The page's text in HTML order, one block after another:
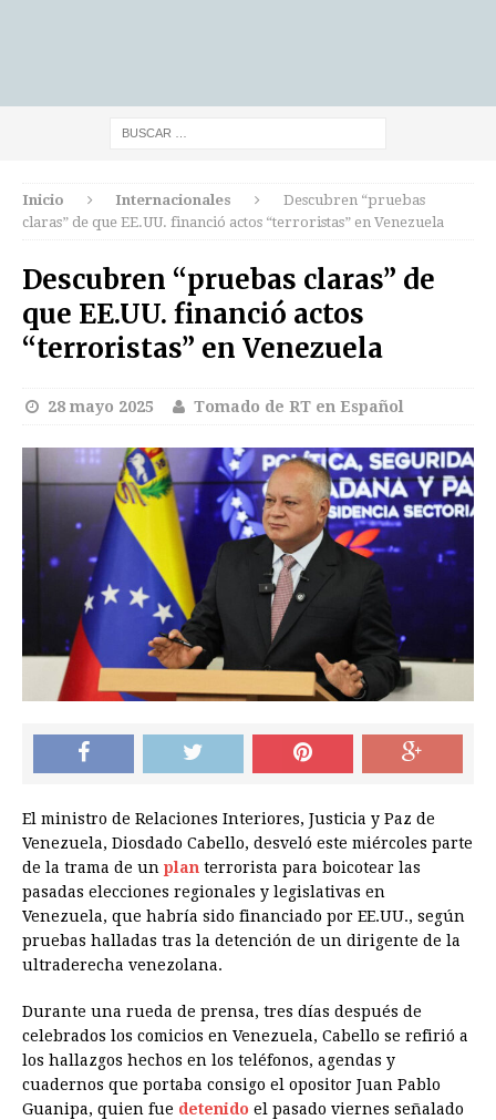
Inicio Internacionales
Descubren “pruebas
claras” de que EE.UU. financió actos “terroristas” en Venezuela
Descubren “pruebas claras” de
que EE.UU. financió actos
“terroristas” en Venezuela
28 mayo 2025 Tomado de RT en Español
El ministro de Relaciones Interiores, Justicia y Paz de
Venezuela, Diosdado Cabello, desveló este miércoles parte
de la trama de un plan terrorista para boicotear las
pasadas elecciones regionales y legislativas en
Venezuela, que habría sido financiado por EE.UU., según
pruebas halladas tras la detención de un dirigente de la
ultraderecha venezolana.
Durante una rueda de prensa, tres días después de
celebrados los comicios en Venezuela, Cabello se refirió a
los hallazgos hechos en los teléfonos, agendas y
cuadernos que portaba consigo el opositor Juan Pablo
Guanipa, quien fue detenido el pasado viernes señalado